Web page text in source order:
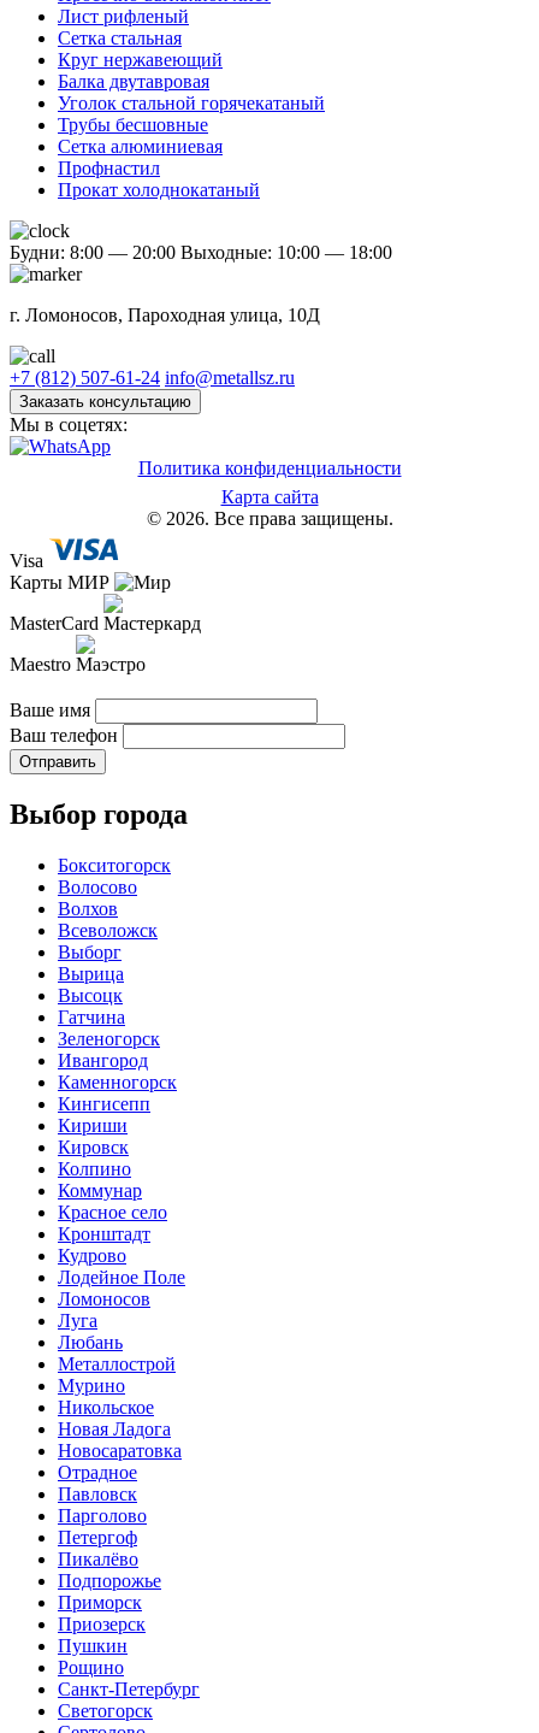
Лист рифленый
Сетка стальная
Круг нержавеющий
Балка двутавровая
Уголок стальной горячекатаный
Трубы бесшовные
Сетка алюминиевая
Профнастил
Прокат холоднокатаный
Будни: 8:00 — 20:00 Выходные: 10:00 — 18:00
г. Ломоносов, Пароходная улица, 10Д
+7 (812) 507-61-24 info@metallsz.ru
Заказать консультацию
Мы в соцетях:
Политика конфиденциальности
Карта сайта
© 2026. Все права защищены.
Visa
Карты МИР
MasterCard
Maestro
Ваше имя
Ваш телефон
Отправить
Выбор города
Бокситогорск
Волосово
Волхов
Всеволожск
Выборг
Вырица
Высоцк
Гатчина
Зеленогорск
Ивангород
Каменногорск
Кингисепп
Кириши
Кировск
Колпино
Коммунар
Красное село
Кронштадт
Кудрово
Лодейное Поле
Ломоносов
Луга
Любань
Металлострой
Мурино
Никольское
Новая Ладога
Новосаратовка
Отрадное
Павловск
Парголово
Петергоф
Пикалёво
Подпорожье
Приморск
Приозерск
Пушкин
Рощино
Санкт-Петербург
Светогорск